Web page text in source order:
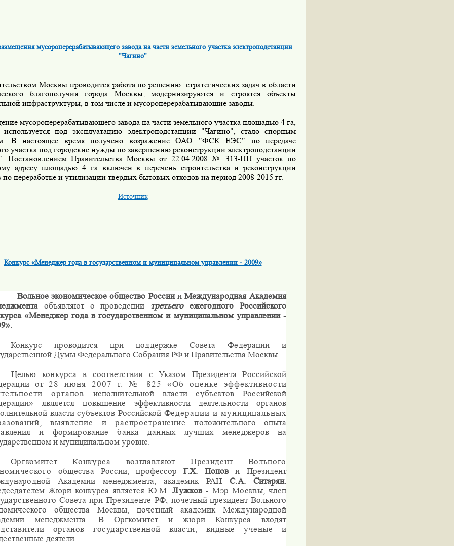
мусороперерабатывающего завода на части земельного участка электроподстанции
"Чагино"
Москвы проводится работа по решению стратегических задач в области
благополучия города Москвы, модернизируются и строятся объекты
инфраструктуры, в том числе и мусороперерабатывающие заводы.
мусороперерабатывающего завода на части земельного участка площадью 4 га,
используется под эксплуатацию электроподстанции "Чагино", стало спорным
В настоящее время получено возражение ОАО "ФСК ЕЭС" по передаче
участка под городские нужды по завершению реконструкции электроподстанции
Постановлением Правительства Москвы от 22.04.2008 № 313-ПП участок по
адресу площадью 4 га включен в перечень строительства и реконструкции
по переработке и утилизации твердых бытовых отходов на период 2008-2015 гг.
Источник
Конкурс «Менеджер года в государственном и муниципальном управлении - 2009»
Вольное экономическое общество РоссиииМеждународная Академия
объявляют о проведении третьего ежегодного Российского
«Менеджер года в государственном и муниципальном управлении -
Конкурс проводится при поддержке Совета Федерации и
ДумыФедерального Собрания РФ и Правительства Москвы.
Целью конкурса в соответствии с Указом Президента Российской
от 28 июня2007 г. № 825 «Об оценке эффективности
органов исполнительной власти субъектов Российской
является повышение эффективности деятельности органов
власти субъектов Российской Федерации и муниципальных
выявление и распространениеположительного опыта
и формирование банка данных лучших менеджеровна
и муниципальном уровне.
Оргкомитет Конкурса возглавляют Президент Вольного
общества России, профессорГ.Х. Попови Президент
Академии менеджмента, академик РАНС.А. Ситарян.
Жюри конкурса являетсяЮ.М.Лужков- Мэр Москвы, член
Совета при Президенте РФ, почетный президент Вольного
общества Москвы, почетный академикМеждународной
менеджмента. В Оргкомитет и жюри Конкурса входят
органов государственной власти, видные ученые и
деятели.